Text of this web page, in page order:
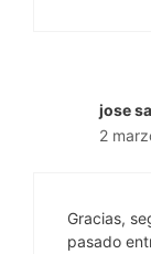
jose
2
Gracias,
pasado